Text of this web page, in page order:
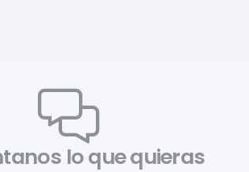
lo que quieras